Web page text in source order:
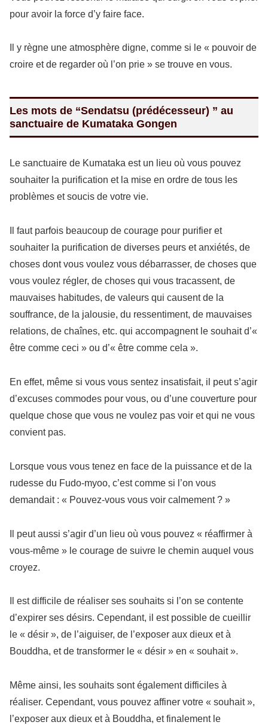
pour avoir la force d’y faire face.
Il y règne une atmosphère digne, comme si le « pouvoir de
croire et de regarder où l’on prie » se trouve en vous.
Les mots de “Sendatsu (prédécesseur) ” au
sanctuaire de Kumataka Gongen
Le sanctuaire de Kumataka est un lieu où vous pouvez
souhaiter la purification et la mise en ordre de tous les
problèmes et soucis de votre vie.
Il faut parfois beaucoup de courage pour purifier et
souhaiter la purification de diverses peurs et anxiétés, de
choses dont vous voulez vous débarrasser, de choses que
vous voulez régler, de choses qui vous tracassent, de
mauvaises habitudes, de valeurs qui causent de la
souffrance, de la jalousie, du ressentiment, de mauvaises
relations, de chaînes, etc. qui accompagnent le souhait d’«
être comme ceci » ou d’« être comme cela ».
En effet, même si vous vous sentez insatisfait, il peut s’agir
d’excuses commodes pour vous, ou d’une couverture pour
quelque chose que vous ne voulez pas voir et qui ne vous
convient pas.
Lorsque vous vous tenez en face de la puissance et de la
rudesse du Fudo-myoo, c’est comme si l’on vous
demandait : « Pouvez-vous vous voir calmement ? »
Il peut aussi s’agir d’un lieu où vous pouvez « réaffirmer à
vous-même » le courage de suivre le chemin auquel vous
croyez.
Il est difficile de réaliser ses souhaits si l’on se contente
d’expirer ses désirs. Cependant, il est possible de cueillir
le « désir », de l’aiguiser, de l’exposer aux dieux et à
Bouddha, et de transformer le « désir » en « souhait ».
Même ainsi, les souhaits sont également difficiles à
réaliser. Cependant, vous pouvez affiner votre « souhait »,
l’exposer aux dieux et à Bouddha, et finalement le